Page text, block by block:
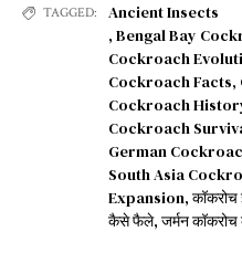
TAGGED:
Ancient Insects
, Bengal Bay
Cockroach
Cockroach Facts,
Cockroach
Cockroach
German
South Asia
Expansion, कॉकरोच
कैसे फैले, जर्मन कॉकरोच